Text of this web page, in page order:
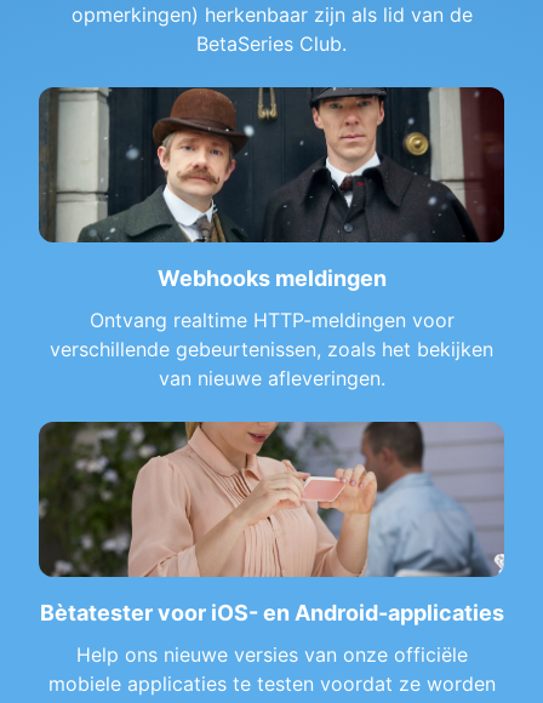
opmerkingen) herkenbaar zijn als lid van de
BetaSeries Club.
Webhooks meldingen
Ontvang realtime HTTP-meldingen voor
verschillende gebeurtenissen, zoals het bekijken
van nieuwe afleveringen.
Bètatester voor iOS- en Android-applicaties
Help ons nieuwe versies van onze officiële
mobiele applicaties te testen voordat ze worden